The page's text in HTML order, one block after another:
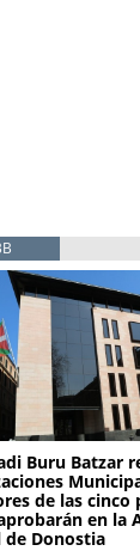
Buru Batzar
de las cinco
en la
de Donostia